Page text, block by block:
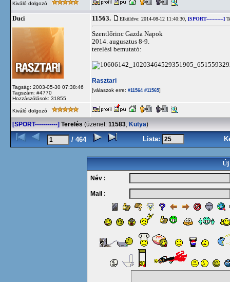
Kiváló dolgozó
Duci
Tagság: 2003-05-30 07:38:46
Tagszám: #4770
Hozzászólások: 31855
11563. Elküldve: 2014-08-12 11:40:30, [SPORT-----------]
Szentlőrinc Gazda Napok
2014. augusztus 8-9.
terelési bemutató:
Rasztari
[válaszok erre: #11564 #11565]
Kiváló dolgozó
[SPORT-----------] Terelés (üzenet: 11583, Kutya)
/ 464 Lista:
Új
Név :
Mail :